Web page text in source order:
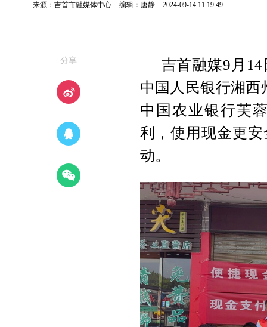
来源：吉首市融媒体中心 编辑：唐静 2024-09-14 11:19:49
—分享—
吉首融媒9月
中国人民银行湘
中国农业银行芙
利，使用现金更
动。